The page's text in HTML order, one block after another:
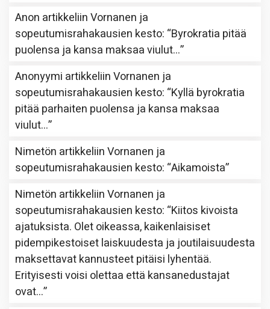
Anon artikkeliinVornanen ja
sopeutumisrahakausien kesto: “Byrokratia pitää
puolensa ja kansa maksaa viulut…”
Anonyymi artikkeliinVornanen ja
sopeutumisrahakausien kesto: “Kyllä byrokratia
pitää parhaiten puolensa ja kansa maksaa
viulut…”
Nimetön artikkeliinVornanen ja
sopeutumisrahakausien kesto: “Aikamoista”
Nimetön artikkeliinVornanen ja
sopeutumisrahakausien kesto: “Kiitos kivoista
ajatuksista. Olet oikeassa, kaikenlaisiset
pidempikestoiset laiskuudesta ja joutilaisuudesta
maksettavat kannusteet pitäisi lyhentää.
Erityisesti voisi olettaa että kansanedustajat
ovat…”